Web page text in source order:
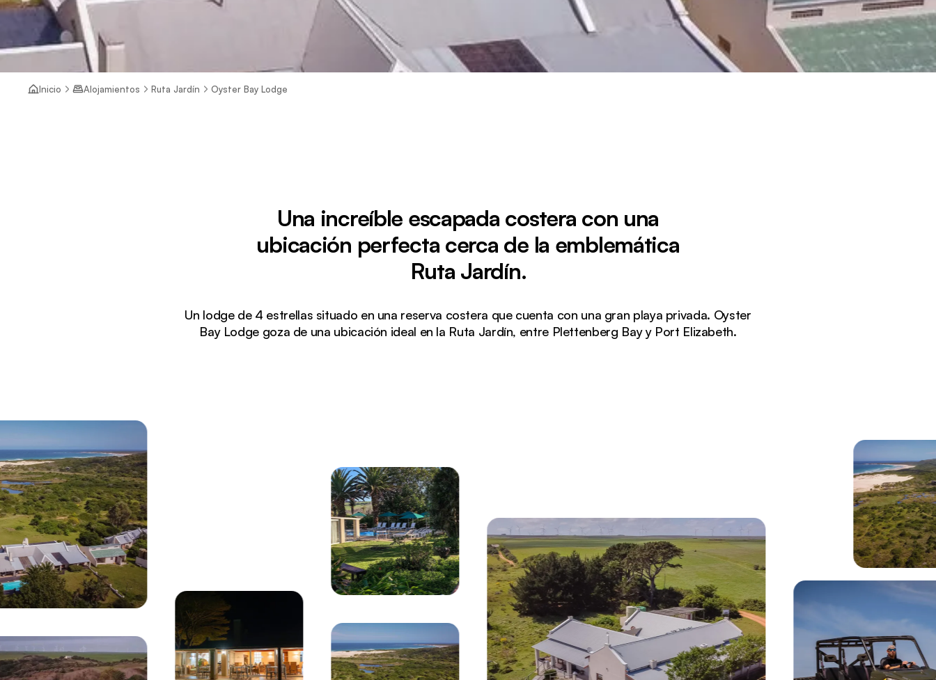
Viendo actualmente:
Vista aérea del Oyster Bay Lodge con edificios de techos blancos, piscina y exuberantes jardines costeros con vistas a una playa virgen y al océano Índico.
Inicio Alojamientos Ruta Jardín Oyster Bay Lodge
Una increíble escapada costera con una
ubicación perfecta cerca de la emblemática
Ruta Jardín.
Un lodge de 4 estrellas situado en una reserva costera que cuenta con una gran playa privada. Oyster
Bay Lodge goza de una ubicación ideal en la Ruta Jardín, entre Plettenberg Bay y Port Elizabeth.